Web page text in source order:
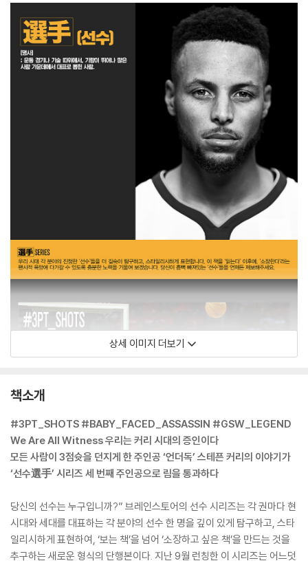
상세 이미지 더보기
책소개
#3PT_SHOTS #BABY_FACED_ASSASSIN #GSW_LEGEND
We Are All Witness 우리는 커리 시대의 증인이다
모든 사람이 3점슛을 던지게 한 주인공 ‘언더독’ 스테픈 커리의 이야기가
‘선수選手’ 시리즈 세 번째 주인공으로 림을 통과하다
당신의 선수는 누구입니까?” 브레인스토어의 선수 시리즈는 각 권마다 현
시대와 세대를 대표하는 각 분야의 선수 한 명을 깊이 있게 탐구하고, 스타
일리시하게 표현하여, ‘보는 책’을 넘어 ‘소장하고 싶은 책’을 만드는 것을
추구하는 새로운 형식의 단행본이다. 지난 9월 런칭한 이 시리즈는 어느덧